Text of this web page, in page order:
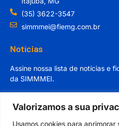
Valorizamos a sua
Usamos cookies para aprimorar
(35) 3622-3547
simmmei@fiemg.com.br
Notícias
Assine nossa lista de notícias e
da SIMMMEI.